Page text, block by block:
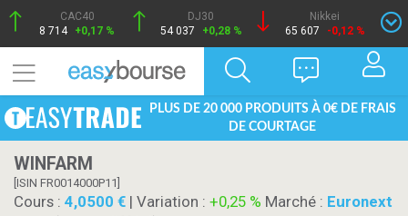
CAC40
8 714 +0,17 %
DJ30
54 037
+0,28 %
Nikkei
65 607
-0,12 %
PLUS DE 20 000 PRODUITS À 0€ DE FRAIS
DE COURTAGE
WINFARM
[ISIN FR0014000P11]
Cours : 4,0500 | Variation : +0,25 % Marché : Euronext